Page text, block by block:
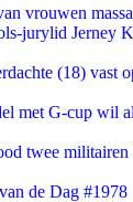
vrouwen
jurylid Jerney
(18) vast
met G-cup wil
twee
de Dag #1978